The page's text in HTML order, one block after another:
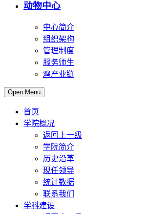
动物中心
中心简介
组织架构
管理制度
服务师生
鸡产业链
Open Menu
首页
学院概况
返回上一级
学院简介
历史沿革
现任领导
统计数据
联系我们
学科建设